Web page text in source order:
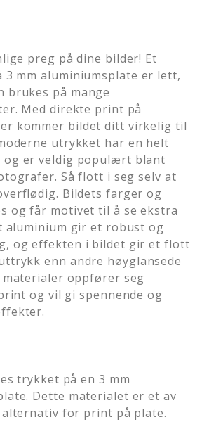
preg på dine bilder! Et
mm aluminiumsplate er lett,
brukes på mange
Med direkte print på
kommer bildet ditt virkelig til
utrykket har en helt
er veldig populært blant
Så flott i seg selv at
Bildets farger og
og får motivet til å se ekstra
gir et robust og
og effekten i bildet gir et flott
enn andre høyglansede
oppfører seg
og vil gi spennende og
trykket på en 3 mm
Dette materialet er et av
for print på plate.